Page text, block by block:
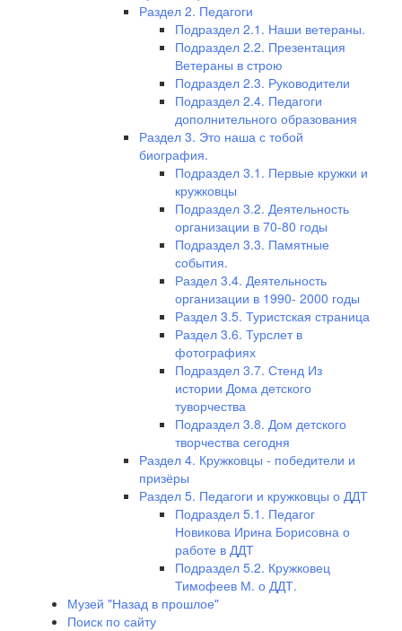
Раздел 2. Педагоги
Подраздел 2.1. Наши ветераны.
Подраздел 2.2. Презентация
Ветераны в строю
Подраздел 2.3. Руководители
Подраздел 2.4. Педагоги
дополнительного образования
Раздел 3. Это наша с тобой
биография.
Подраздел 3.1. Первые кружки и
кружковцы
Подраздел 3.2. Деятельность
организации в 70-80 годы
Подраздел 3.3. Памятные
события.
Раздел 3.4. Деятельность
организации в 1990- 2000 годы
Раздел 3.5. Туристская страница
Раздел 3.6. Турслет в
фотографиях
Подраздел 3.7. Стенд Из
истории Дома детского
туворчества
Подраздел 3.8. Дом детского
творчества сегодня
Раздел 4. Кружковцы - победители и
призёры
Раздел 5. Педагоги и кружковцы о ДДТ
Подраздел 5.1. Педагог
Новикова Ирина Борисовна о
работе в ДДТ
Подраздел 5.2. Кружковец
Тимофеев М. о ДДТ.
Музей "Назад в прошлое"
Поиск по сайту